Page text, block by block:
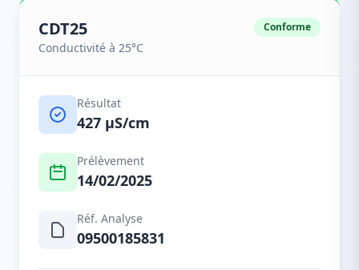
CDT25
Conductivité à 25°C
Conforme
Résultat
427 µS/cm
Prélèvement
14/02/2025
Réf. Analyse
09500185831